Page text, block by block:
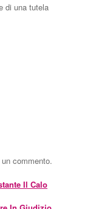
di una tutela
commento.
Il Calo